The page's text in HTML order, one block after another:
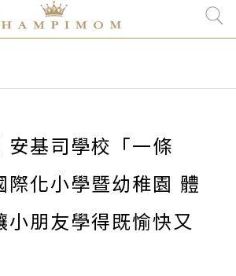
安基司學校「一條
際化小學暨幼稚園 體
小朋友學得既愉快又